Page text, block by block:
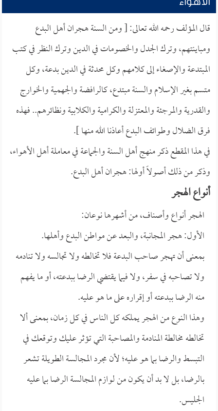
قال المؤلف رحمه الله تعالى: [ ومن السنة هجران أهل البدع
ومباينتهم، وترك الجدل والخصومات في الدين وترك النظر في كتب
المبتدعة والإصغاء إلى كلامهم وكل محدثة في الدين بدعة، وكل
متسم بغير الإسلام والسنة مبتدع، كالرافضة والجهمية والخوارج
والقدرية والمرجئة والمعتزلة والكرامية والكلابية ونظائرهم.. فهذه
فرق الضلال وطوائف البدع أعاذنا الله منها ].
في هذا المقطع ذكر منهج أهل السنة والجماعة في معاملة أهل الأهواء،
وذكر من ذلك أصولاً أولها: هجران أهل البدع.
أنواع الهجر
الهجر أنواع وأصناف، من أشهرها نوعان:
الأول: هجر المجانبة، والبعد عن مواطن البدع وأهلها.
بمعنى أن تهجر صاحب البدعة فلا تخالطه ولا تجالسه ولا تنادمه
ولا تصاحبه في سفر، ولا فيما يقتضي الرضا ببدعته، أو ما يفهم
منه الرضا ببدعته أو إقراره على ما هو عليه.
وهذا النوع من الهجر يملكه كل الناس في كل زمان، بمعنى ألا
تخالطه مخالطة المنادمة والمصاحبة التي تؤثر عليك وتوقعك في
التبسط والرضا بما هو عليه؛ لأن مجرد المجالسة الطويلة تشعر
بالرضا، بل لا بد أن يكون من لوازم المجالسة الرضا بما عليه
الجليس.